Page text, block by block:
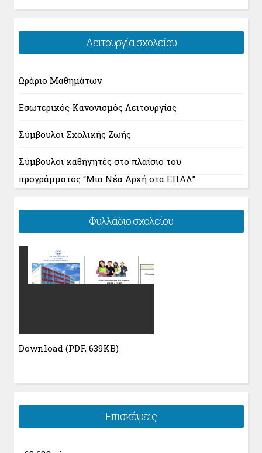
Λειτουργία σχολείου
Ωράριο Μαθημάτων
Εσωτερικός Κανονισμός Λειτουργίας
Σύμβουλοι Σχολικής Ζωής
Σύμβουλοι καθηγητές στο πλαίσιο του
προγράμματος “Μια Νέα Αρχή στα ΕΠΑΛ”
Φυλλάδιο σχολείου
Download (PDF, 639KB)
Επισκέψεις